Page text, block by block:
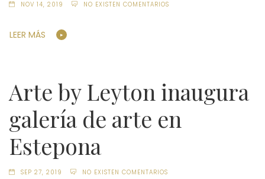
NOV 14, 2019 NO EXISTEN COMENTARIOS
LEER MÁS
Arte by Leyton inaugura
galería de arte en
Estepona
SEP 27, 2019 NO EXISTEN COMENTARIOS